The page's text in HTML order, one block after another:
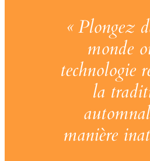
« Plongez
monde
technologie
la
manière